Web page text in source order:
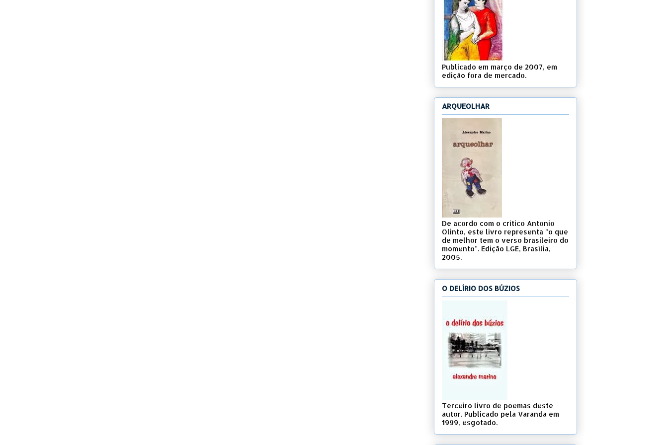
Publicado em março de 2007, em
edição fora de mercado.
ARQUEOLHAR
De acordo com o crítico Antonio
Olinto, este livro representa "o que
de melhor tem o verso brasileiro do
momento". Edição LGE, Brasília,
2005.
O DELÍRIO DOS BÚZIOS
Terceiro livro de poemas deste
autor. Publicado pela Varanda em
1999, esgotado.